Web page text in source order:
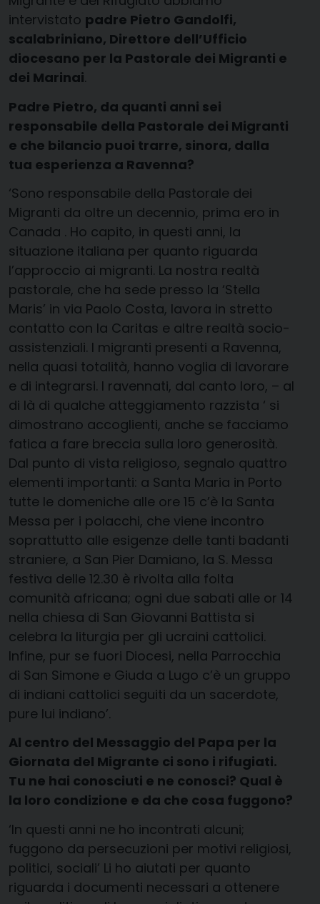
intervistato padre Pietro Gandolfi,
scalabriniano, Direttore dell’Ufficio
diocesano per la Pastorale dei Migranti e
dei Marinai.
Padre Pietro, da quanti anni sei
responsabile della Pastorale dei Migranti
e che bilancio puoi trarre, sinora, dalla
tua esperienza a Ravenna?
‘Sono responsabile della Pastorale dei
Migranti da oltre un decennio, prima ero in
Canada . Ho capito, in questi anni, la
situazione italiana per quanto riguarda
l’approccio ai migranti. La nostra realtà
pastorale, che ha sede presso la ‘Stella
Maris’ in via Paolo Costa, lavora in stretto
contatto con la Caritas e altre realtà socio-
assistenziali. I migranti presenti a Ravenna,
nella quasi totalità, hanno voglia di lavorare
e di integrarsi. I ravennati, dal canto loro, – al
di là di qualche atteggiamento razzista ‘ si
dimostrano accoglienti, anche se facciamo
fatica a fare breccia sulla loro generosità.
Dal punto di vista religioso, segnalo quattro
elementi importanti: a Santa Maria in Porto
tutte le domeniche alle ore 15 c’è la Santa
Messa per i polacchi, che viene incontro
soprattutto alle esigenze delle tanti badanti
straniere, a San Pier Damiano, la S. Messa
festiva delle 12.30 è rivolta alla folta
comunità africana; ogni due sabati alle or 14
nella chiesa di San Giovanni Battista si
celebra la liturgia per gli ucraini cattolici.
Infine, pur se fuori Diocesi, nella Parrocchia
di San Simone e Giuda a Lugo c’è un gruppo
di indiani cattolici seguiti da un sacerdote,
pure lui indiano’.
Al centro del Messaggio del Papa per la
Giornata del Migrante ci sono i rifugiati.
Tu ne hai conosciuti e ne conosci? Qual è
la loro condizione e da che cosa fuggono?
‘In questi anni ne ho incontrati alcuni;
fuggono da persecuzioni per motivi religiosi,
politici, sociali’ Li ho aiutati per quanto
riguarda i documenti necessari a ottenere